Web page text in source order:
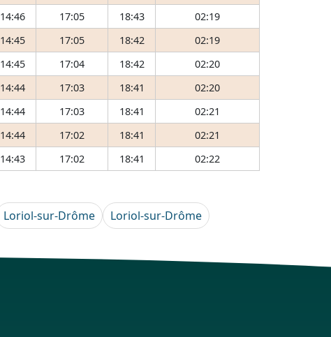
14:46 17:05 18:43
02:19
14:45 17:05 18:42
02:19
14:45 17:04 18:42
02:20
14:44 17:03 18:41
02:20
14:44 17:03 18:41
02:21
14:44 17:02 18:41
02:21
14:43 17:02 18:41 02:22
Loriol-sur-Drôme
Loriol-sur-Drôme